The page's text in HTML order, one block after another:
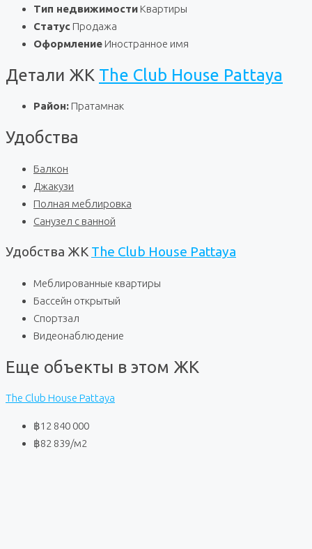
Тип недвижимости Квартиры
Статус Продажа
Оформление Иностранное имя
Детали ЖК The Club House Pattaya
Район: Пратамнак
Удобства
Балкон
Джакузи
Полная меблировка
Санузел с ванной
Удобства ЖК The Club House Pattaya
Меблированные квартиры
Бассейн открытый
Спортзал
Видеонаблюдение
Еще объекты в этом ЖК
The Club House Pattaya
฿12 840 000
฿82 839/м2